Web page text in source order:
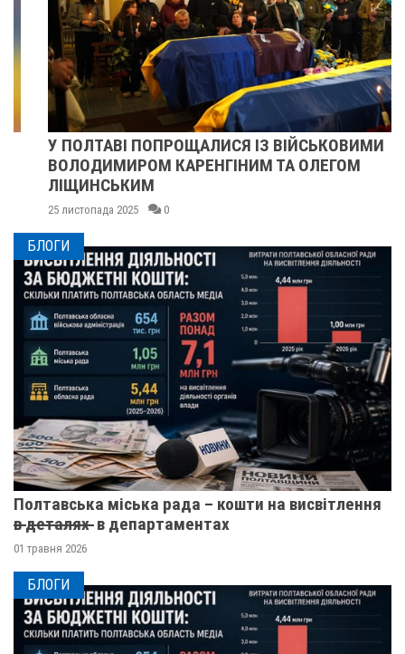
У ПОЛТАВІ ПОПРОЩАЛИСЯ ІЗ ВІЙСЬКОВИМИ
ВОЛОДИМИРОМ КАРЕНГІНИМ ТА ОЛЕГОМ
ЛІЩИНСЬКИМ
25 листопада 2025 0
БЛОГИ
Полтавська міська рада – кошти на висвітлення
в̶ ̶д̶е̶т̶а̶л̶я̶х̶ ̶ в департаментах
01 травня 2026
БЛОГИ